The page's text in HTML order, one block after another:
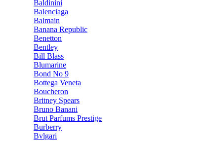
Baldinini
Balenciaga
Balmain
Banana Republic
Benetton
Bentley
Bill Blass
Blumarine
Bond No 9
Bottega Veneta
Boucheron
Britney Spears
Bruno Banani
Brut Parfums Prestige
Burberry
Bvlgari